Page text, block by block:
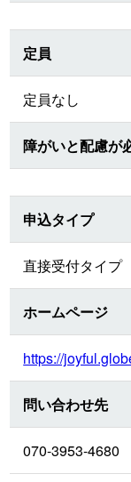
定員
定員なし
障がいと配慮が
申込タイプ
直接受付タイプ
ホームページ
https://
問い合わせ先
070-3953-4680